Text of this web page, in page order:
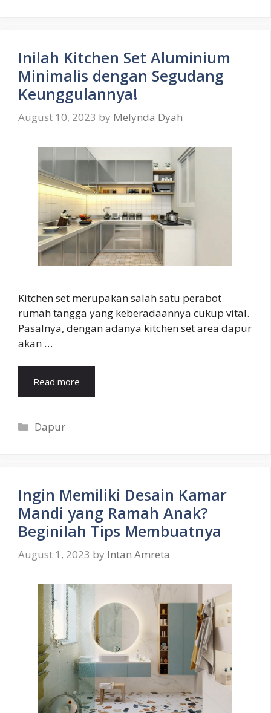
Inilah Kitchen Set Aluminium
Minimalis dengan Segudang
Keunggulannya!
August 10, 2023 by Melynda Dyah
Kitchen set merupakan salah satu perabot
rumah tangga yang keberadaannya cukup vital.
Pasalnya, dengan adanya kitchen set area dapur
akan …
Read more
Categories
Dapur
Ingin Memiliki Desain Kamar
Mandi yang Ramah Anak?
Beginilah Tips Membuatnya
August 1, 2023 by Intan Amreta